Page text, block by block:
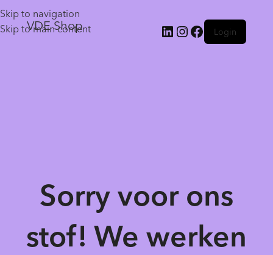
Skip to navigation
Skip to main content
VDE Shop Login
Sorry voor ons
stof! We werken